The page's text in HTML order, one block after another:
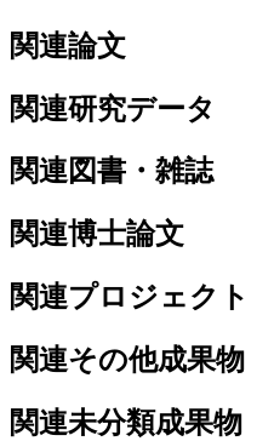
関連論文
関連研究データ
関連図書・雑誌
関連博士論文
関連プロジェクト
関連その他成果物
関連未分類成果物